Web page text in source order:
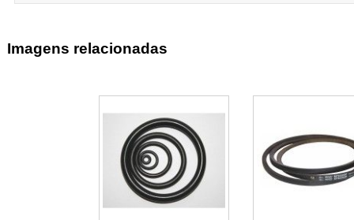
Imagens relacionadas